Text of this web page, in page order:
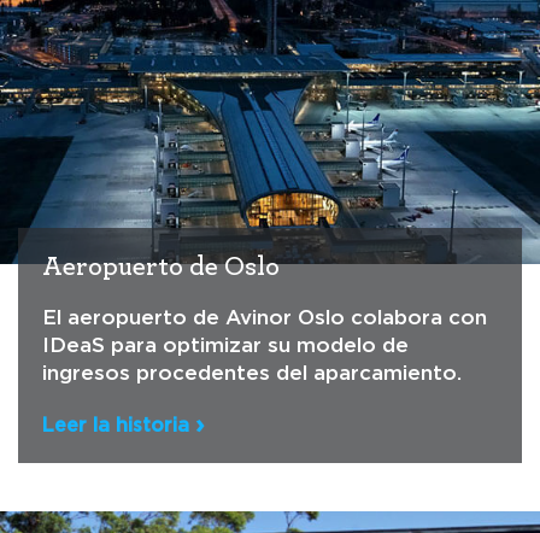
Aeropuerto de Oslo
El aeropuerto de Avinor Oslo colabora con
IDeaS para optimizar su modelo de
ingresos procedentes del aparcamiento.
Leer la historia